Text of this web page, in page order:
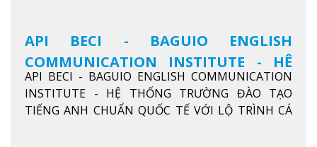
API BECI - BAGUIO ENGLISH
COMMUNICATION INSTITUTE - HỆ
THỐNG TRƯỜNG ĐÀO TẠO TIẾNG
ANH CHUẨN QUỐC TẾ
API BECI - BAGUIO ENGLISH COMMUNICATION
INSTITUTE - HỆ THỐNG TRƯỜNG ĐÀO TẠO
TIẾNG ANH CHUẨN QUỐC TẾ VỚI LỘ TRÌNH CÁ